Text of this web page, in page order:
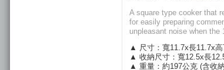
A square type cooker that
for easily preparing
unpleasant noise when the
▲ 尺寸：寬11.7x長11.7x高
▲ 收納尺寸： 寬12.5x長
▲ 重量：約197公克 (含收